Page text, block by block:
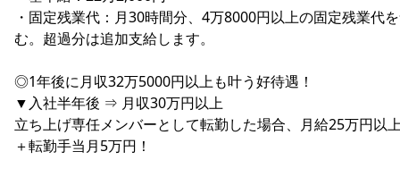
・固定残業代：月30時間分、4万8000円以上の固定残業代
む。超過分は追加支給します。
◎1年後に月収32万5000円以上も叶う好待遇！
▼入社半年後 ⇒ 月収30万円以上
立ち上げ専任メンバーとして転勤した場合、月給25万円以
＋転勤手当月5万円！